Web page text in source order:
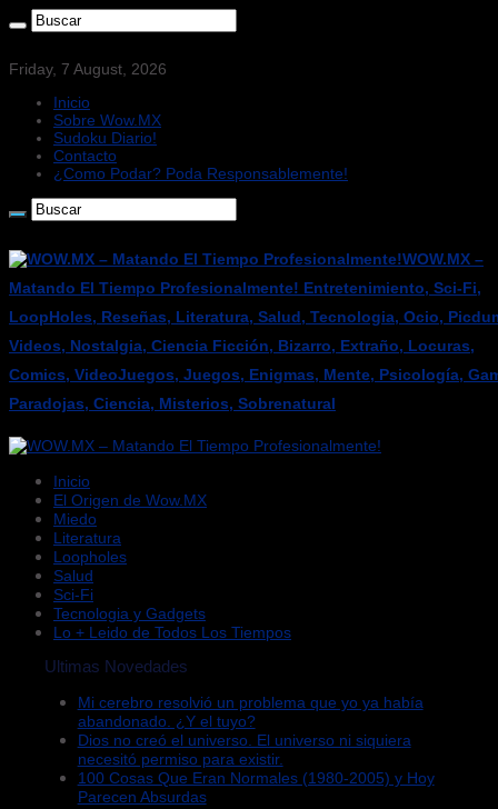
Friday, 7 August, 2026
Inicio
Sobre Wow.MX
Sudoku Diario!
Contacto
¿Como Podar? Poda Responsablemente!
WOW.MX –
Matando El Tiempo Profesionalmente! Entretenimiento, Sci-Fi,
LoopHoles, Reseñas, Literatura, Salud, Tecnologia, Ocio,
Videos, Nostalgia, Ciencia Ficción, Bizarro, Extraño, Locuras,
Comics, VideoJuegos, Juegos, Enigmas, Mente, Psicología,
Paradojas, Ciencia, Misterios, Sobrenatural
Inicio
El Origen de Wow.MX
Miedo
Literatura
Loopholes
Salud
Sci-Fi
Tecnologia y Gadgets
Lo + Leido de Todos Los Tiempos
Ultimas Novedades
Mi cerebro resolvió un problema que yo ya había
abandonado. ¿Y el tuyo?
Dios no creó el universo. El universo ni siquiera
necesitó permiso para existir.
100 Cosas Que Eran Normales (1980-2005) y Hoy
Parecen Absurdas